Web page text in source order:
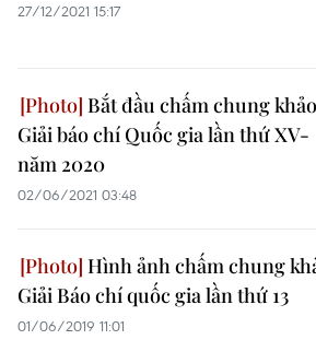
27/12/2021 15:17
Bắt đầu chấm chung khảo
Giải báo chí Quốc gia lần thứ XV-
năm 2020
02/06/2021 03:48
Hình ảnh chấm chung
Giải Báo chí quốc gia lần thứ 13
01/06/2019 11:01